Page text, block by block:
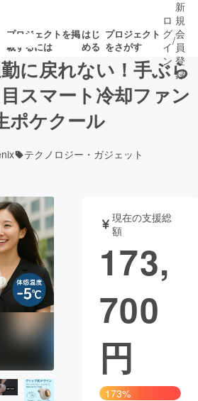
プロジェクトを掲
載するには
はじ
める
プロジェクト
をさがす
新着プロ募集終了が近いプ
・ガジェット
書籍・雑誌
業 チャレンジ
地域活性化
Good
CAMPFIRE Creation
ロ
グ
イ
ン
/
新
規
会
員
登
録
に戻れない！手ぶら
スマート冷却ファン
ポケクール
テクノロジー・ガジェット
現在の支援総
額
173,
700
円
173%